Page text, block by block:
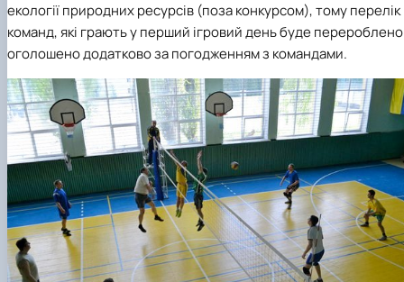
екології природних ресурсів (поза конкурсом), тому перелік
команд, які грають у перший ігровий день буде перероблено
оголошено додатково за погодженням з командами.